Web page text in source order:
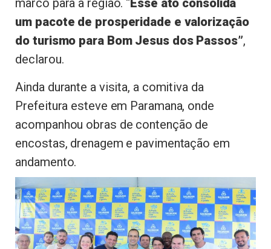
um pacote de prosperidade e valorização
do turismo para Bom Jesus dos Passos”,
declarou.
Ainda durante a visita, a comitiva da
Prefeitura esteve em Paramana, onde
acompanhou obras de contenção de
encostas, drenagem e pavimentação em
andamento.